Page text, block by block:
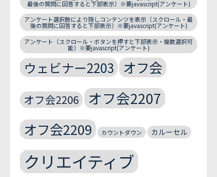
最後の質問に回答すると下部表示）※要javascript(アンケート)
アンケート選択肢により隠しコンテンツを表示（スクロール・最
後の質問に回答すると下部表示）※要javascript(アンケート)
アンケート（スクロール・ボタンを押すと下部表示・複数選択可
能）※要javascript(アンケート)
ウェビナー2203 オフ会
オフ会2206 オフ会2207
オフ会2209 カウントダウン カルーセル
クリエイティブ